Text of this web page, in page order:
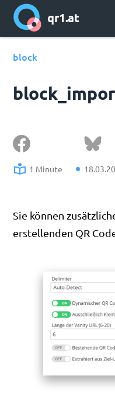
qr1.at
block
1 Minute
Sie können
erstellenden QR